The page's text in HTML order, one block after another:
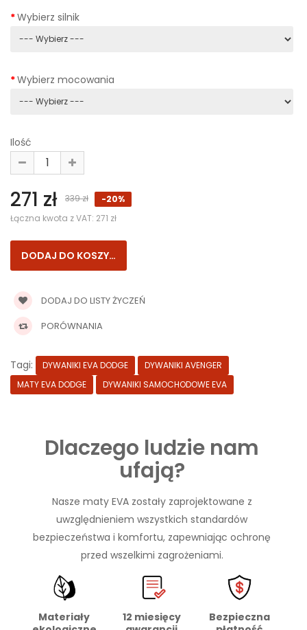
Wybierz silnik
Wybierz mocowania
Ilość
271 zł 339 zł
-20%
Łączna kwota z VAT: 271 zł
DODAJ DO LISTY ŻYCZEŃ
PORÓWNANIA
Tagi: DYWANIKI EVA DODGE
DYWANIKI AVENGER
MATY EVA DODGE
DYWANIKI SAMOCHODOWE EVA
Dlaczego ludzie nam
ufają?
Nasze maty EVA zostały zaprojektowane z
uwzględnieniem wszystkich standardów
bezpieczeństwa i komfortu, zapewniając ochronę
przed wszelkimi zagrożeniami.
Materiały
12 miesięcy
Bezpieczna